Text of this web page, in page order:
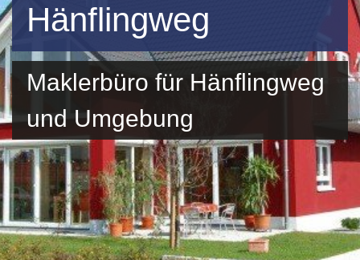
Hänflingweg
Maklerbüro für Hänflingweg
und Umgebung